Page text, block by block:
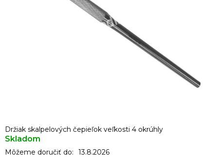
Držiak skalpelových čepieľok veľkosti 4 okrúhly
Skladom
Môžeme doručiť do: 13.8.2026